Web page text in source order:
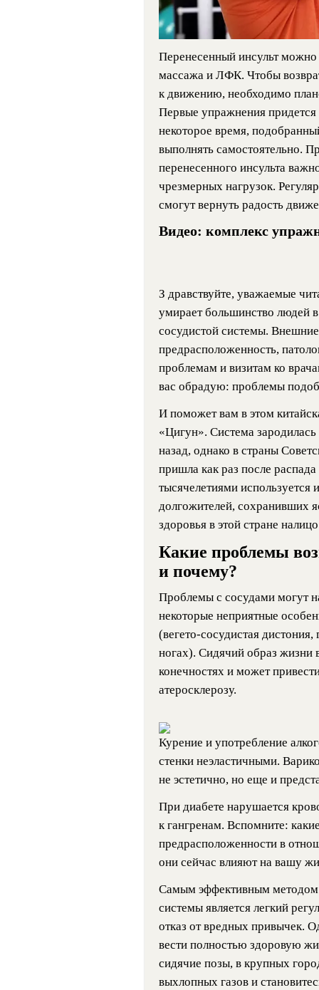
Перенесенный инсульт
массажа и ЛФК. Чтобы
к движению, необходимо
Первые упражнения
некоторое время,
выполнять самостоятельно.
перенесенного инсульта
чрезмерных нагрузок.
смогут вернуть радость
Видео: комплекс
З дравствуйте, уважаемые
умирает большинство людей
сосудистой системы.
предрасположенность,
проблемам и визитам ко
вас обрадую: проблемы
И поможет вам в этом
«Цигун». Система
назад, однако в страны
пришла как раз после
тысячелетиями
долгожителей, сохранивших
здоровья в этой стране
Какие проблемы
и почему?
Проблемы с сосудами могут
некоторые неприятные
(вегето-сосудистая
ногах). Сидячий образ жизни
конечностях и может
атеросклерозу.
Курение и употребление
стенки неэластичными.
не эстетично, но еще и
При диабете нарушается
к гангренам. Вспомните:
предрасположенности в
они сейчас влияют на вашу
Самым эффективным методом
системы является легкий
отказ от вредных привычек.
вести полностью здоровую
сидячие позы, в крупных
выхлопных газов и